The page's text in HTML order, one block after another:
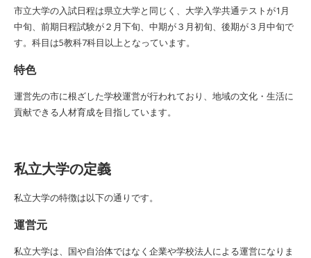
市立大学の入試日程は県立大学と同じく、大学入学共通テストが1月
中旬、前期日程試験が２月下旬、中期が３月初旬、後期が３月中旬で
す。科目は5教科7科目以上となっています。
特色
運営先の市に根ざした学校運営が行われており、地域の文化・生活に
貢献できる人材育成を目指しています。
私立大学の定義
私立大学の特徴は以下の通りです。
運営元
私立大学は、国や自治体ではなく企業や学校法人による運営になりま